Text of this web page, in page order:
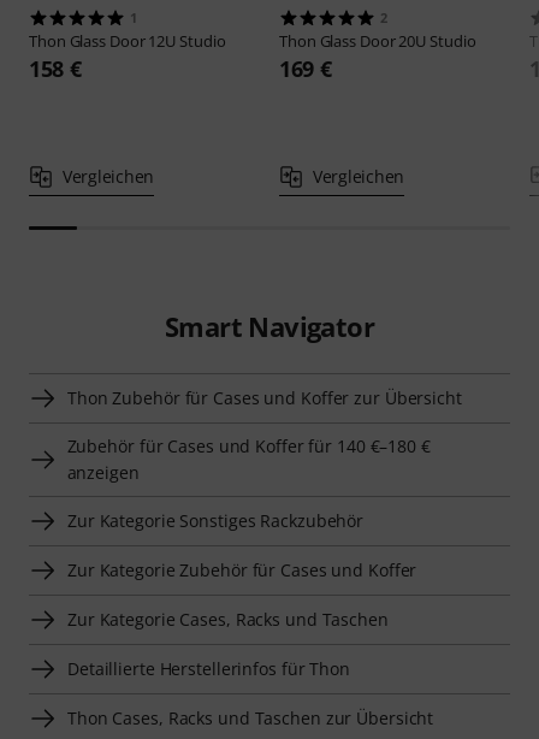
1
Thon Glass Door 12U Studio
158 €
Vergleichen
2
Thon Glass Door 20U Studio
169 €
Vergleichen
Smart Navigator
Thon Zubehör für Cases und Koffer zur Übersicht
Zubehör für Cases und Koffer für 140 €–180 €
anzeigen
Zur Kategorie Sonstiges Rackzubehör
Zur Kategorie Zubehör für Cases und Koffer
Zur Kategorie Cases, Racks und Taschen
Detaillierte Herstellerinfos für Thon
Thon Cases, Racks und Taschen zur Übersicht